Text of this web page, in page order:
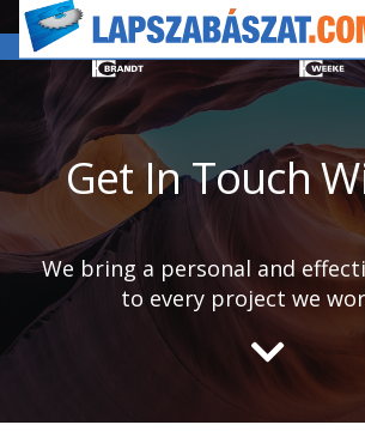
Get In Touch
We bring a personal and
to every project we